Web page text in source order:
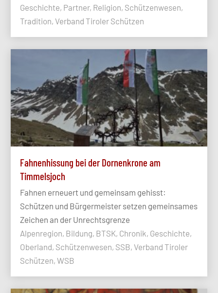
Geschichte, Partner, Religion, Schützenwesen,
Tradition, Verband Tiroler Schützen
Fahnenhissung bei der Dornenkrone am
Timmelsjoch
Fahnen erneuert und gemeinsam gehisst:
Schützen und Bürgermeister setzen gemeinsames
Zeichen an der Unrechtsgrenze
Alpenregion, Bildung, BTSK, Chronik, Geschichte,
Oberland, Schützenwesen, SSB, Verband Tiroler
Schützen, WSB